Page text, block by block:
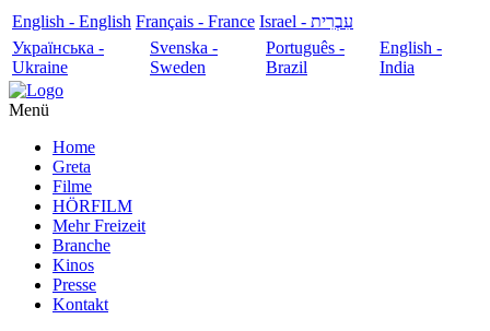
English - English Français - France
עִבְרִית - Israel
Українська -
Ukraine
Svenska -
Sweden
Português -
Brazil
English -
India
Menü
Home
Greta
Filme
HÖRFILM
Mehr Freizeit
Branche
Kinos
Presse
Kontakt